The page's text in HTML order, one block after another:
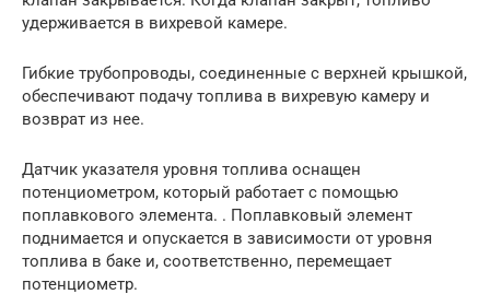
удерживается в вихревой камере.
Гибкие трубопроводы, соединенные с верхней крышкой,
обеспечивают подачу топлива в вихревую камеру и
возврат из нее.
Датчик указателя уровня топлива оснащен
потенциометром, который работает с помощью
поплавкового элемента. . Поплавковый элемент
поднимается и опускается в зависимости от уровня
топлива в баке и, соответственно, перемещает
потенциометр.